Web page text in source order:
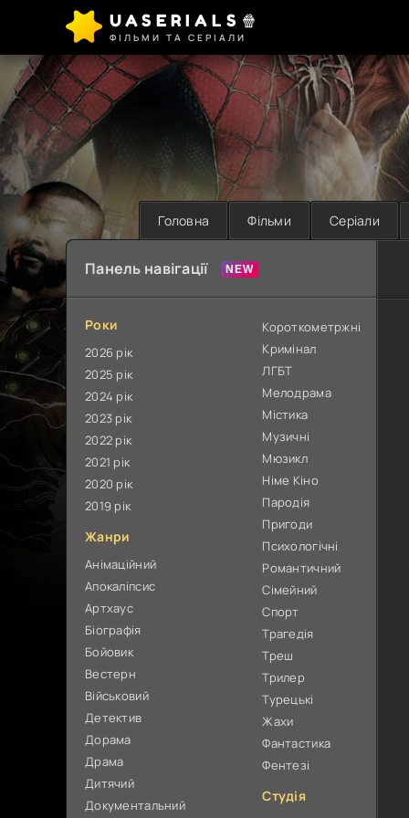
UASERIALS🍿
ФІЛЬМИ ТА СЕРІАЛИ
Головна Фільми Серіали
Панель навігації
Роки
2026 рік
2025 рік
2024 рік
2023 рік
2022 рік
2021 рік
2020 рік
2019 рік
Жанри
Анімаційний
Апокаліпсис
Артхаус
Біографія
Бойовик
Вестерн
Військовий
Детектив
Дорама
Драма
Дитячий
Документальний
Короткометржні
Кримінал
ЛГБТ
Мелодрама
Містика
Музичні
Мюзикл
Німе Кіно
Пародія
Пригоди
Психологічні
Романтичний
Сімейний
Спорт
Трагедія
Треш
Трилер
Турецькі
Жахи
Фантастика
Фентезі
Студія